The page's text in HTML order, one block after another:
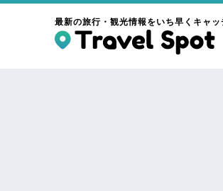
最新の旅行・観光情報をいち早くキャッ